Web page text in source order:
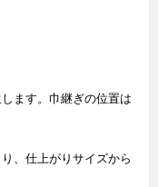
ます。巾継ぎの位置は
、仕上がりサイズから